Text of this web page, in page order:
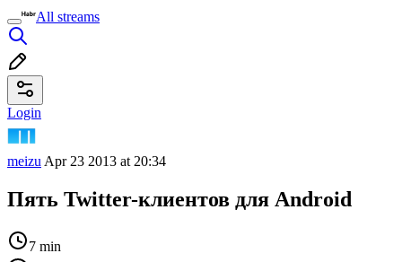
All streams
Login
meizu Apr 23 2013 at 20:34
Пять Twitter-клиентов для Android
7 min